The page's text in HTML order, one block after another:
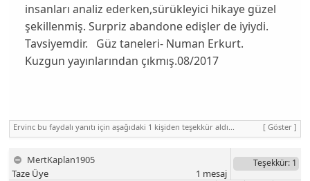
insanları analiz ederken,sürükleyici hikaye güzel
şekillenmiş. Surpriz abandone edişler de iyiydi.
Tavsiyemdir. Güz taneleri- Numan Erkurt.
Kuzgun yayınlarından çıkmış.08/2017
Ervinc bu faydalı yanıtı için aşağıdaki 1 kişiden teşekkür aldı... [ Göster ]
MertKaplan1905
Taze Üye
Teşekkür: 1
1 mesaj